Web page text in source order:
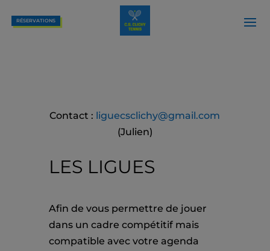
RÉSERVATIONS
Contact : liguecsclichy@gmail.com
(Julien)
LES LIGUES
Afin de vous permettre de jouer
dans un cadre compétitif mais
compatible avec votre agenda